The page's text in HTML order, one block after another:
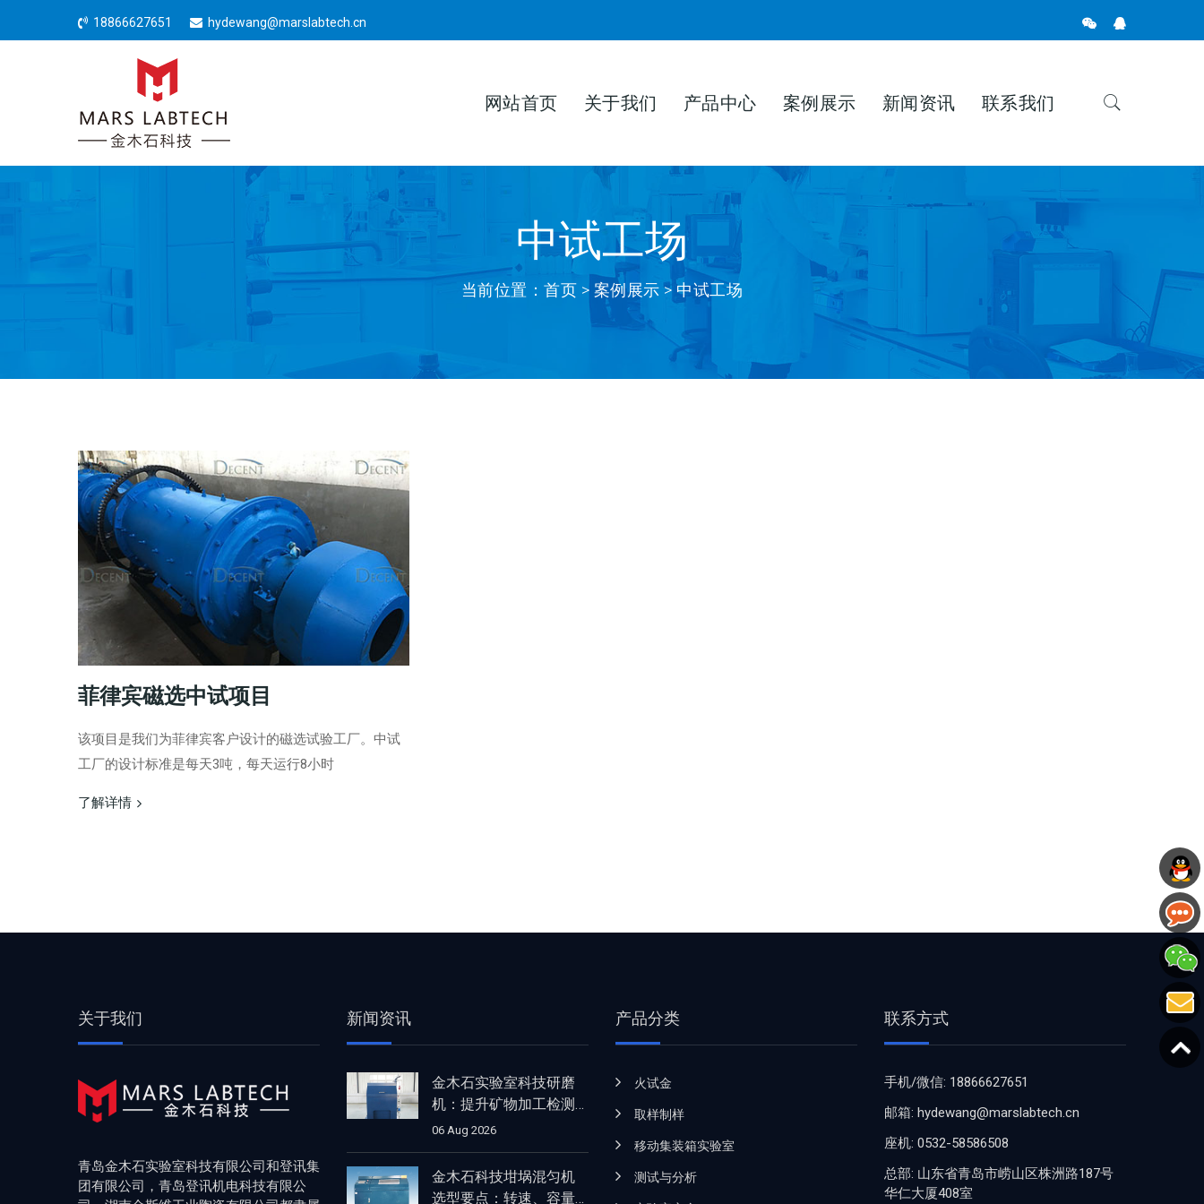
18866627651 hydewang@marslabtech.cn
网站首页 关于我们 产品中心 案例展示 新闻资讯 联系我们
中试工场
当前位置：首页 > 案例展示 > 中试工场
菲律宾磁选中试项目
该项目是我们为菲律宾客户设计的磁选试验工厂。中试
工厂的设计标准是每天3吨，每天运行8小时
了解详情
关于我们
青岛金木石实验室科技有限公司和登讯集
团有限公司，青岛登讯机电科技有限公
新闻资讯
金木石实验室科技研磨
机：提升矿物加工检测
的效率与细度表现
06 Aug 2026
金木石科技坩埚混匀机
选型要点：转速、容量
产品分类
火试金
取样制样
移动集装箱实验室
测试与分析
联系方式
手机/微信: 18866627651
邮箱: hydewang@marslabtech.cn
座机: 0532-58586508
总部: 山东省青岛市崂山区株洲路187号
华仁大厦408室